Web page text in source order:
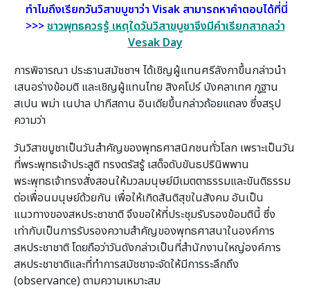
ทำไมถึงเรียกวันวิสาขบูชาว่า Visak สามารถหาคำตอบได้ที่นี่
>>>ชาวพุทธควรรู้ เหตุใดวันวิสาขบูชาจึงมีคำเรียกสากลว่า
Vesak Day
การพิจารณา ประธานสมัชชาฯ ได้เชิญผู้แทนศรีลังกาขึ้นกล่าวนำ
เสนอร่างข้อมติ และเชิญผู้แทนไทย สิงคโปร์ บังคลาเทศ ภูฐาน
สเปน พม่า เนปาล ปากีสถาน อินเดียขึ้นกล่าวถ้อยแถลง ซึ่งสรุป
ความว่า
วันวิสาขบูชาเป็นวันสำคัญของพุทธศาสนิกชนทั่วโลก เพราะเป็นวัน
ที่พระพุทธเจ้าประสูติ ทรงตรัสรู้ เสด็จดับขันธปรินิพพาน
พระพุทธเจ้าทรงสั่งสอนให้มวลมนุษย์มีเมตตาธรรมและขันติธรรม
ต่อเพื่อนมนุษย์ด้วยกัน เพื่อให้เกิดสันติสุขในสังคม อันเป็น
แนวทางของสหประชาชาติ จึงขอให้ที่ประชุมรับรองข้อมตินี้ ซึ่ง
เท่ากับเป็นการรับรองความสำคัญของพุทธศาสนาในองค์การ
สหประชาชาติ โดยถือว่าวันดังกล่าวเป็นที่สำนักงานใหญ่องค์การ
สหประชาชาติและที่ทำการสมัชชาจะจัดให้มีการระลึกถึง
(observance) ตามความเหมาะสม